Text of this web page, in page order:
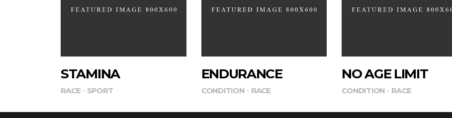
STAMINA
RACE SPORT
ENDURANCE
CONDITION RACE
NO AGE LIMIT
CONDITION RACE